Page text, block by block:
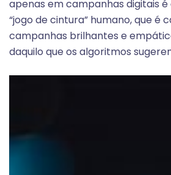
apenas em campanhas digitais é
“jogo de cintura” humano, que é
campanhas brilhantes e
daquilo que os algoritmos